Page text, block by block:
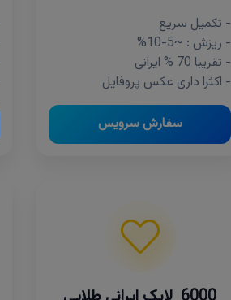
- تکمیل سریع
- ریزش : ~5-10%
- تقریبا 70 % ایرانی
- اکثرا داری عکس پروفایل
سفارش سرویس